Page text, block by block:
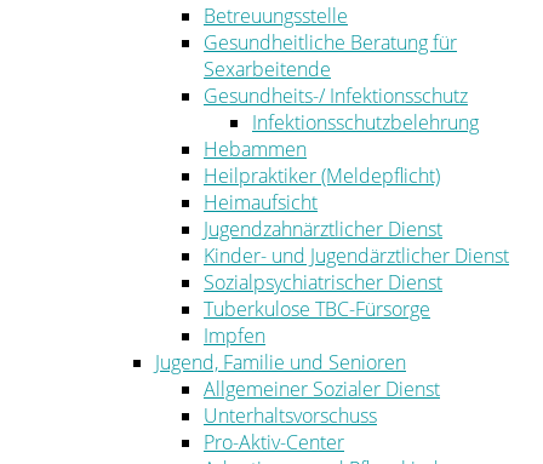
Betreuungsstelle
Gesundheitliche Beratung für
Sexarbeitende
Gesundheits-/ Infektionsschutz
Infektionsschutzbelehrung
Hebammen
Heilpraktiker (Meldepflicht)
Heimaufsicht
Jugendzahnärztlicher Dienst
Kinder- und Jugendärztlicher Dienst
Sozialpsychiatrischer Dienst
Tuberkulose TBC-Fürsorge
Impfen
Jugend, Familie und Senioren
Allgemeiner Sozialer Dienst
Unterhaltsvorschuss
Pro-Aktiv-Center